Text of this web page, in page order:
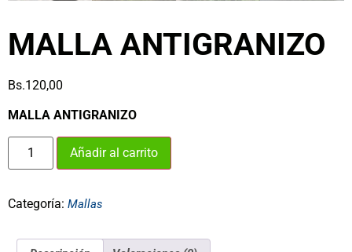
MALLA ANTIGRANIZO
Bs.120,00
MALLA ANTIGRANIZO
Añadir al carrito
Categoría: Mallas